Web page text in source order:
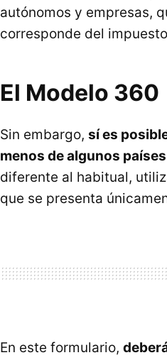
autónomos y empresas,
corresponde del
El Modelo 360
Sin embargo, sí es
menos de algunos países
diferente al habitual,
que se presenta
En este formulario,